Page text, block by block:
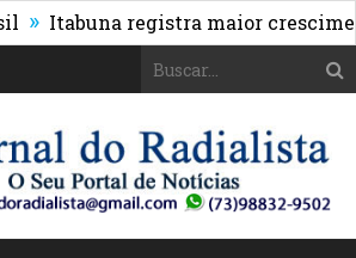
Itabuna registra maior crescimento